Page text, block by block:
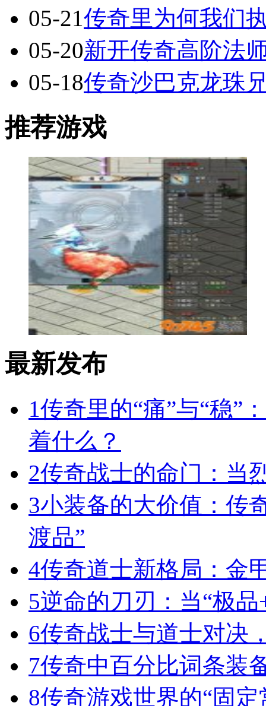
05-21传奇里为何我们
05-20新开传奇高阶法
05-18传奇沙巴克龙珠
推荐游戏
最新发布
1传奇里的“痛”与“稳”
着什么？
2传奇战士的命门：当
3小装备的大价值：传
渡品”
4传奇道士新格局：金
5逆命的刀刃：当“极
6传奇战士与道士对决
7传奇中百分比词条装
8传奇游戏世界的“固